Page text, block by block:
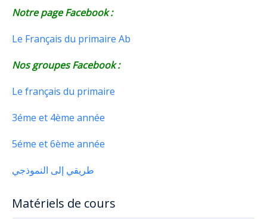
Notre page Facebook :
Le Français du primaire Ab
Nos groupes Facebook :
Le français du primaire
3éme et 4ème année
5éme et 6ème année
طريقي إلى النموذجي
Matériels de cours